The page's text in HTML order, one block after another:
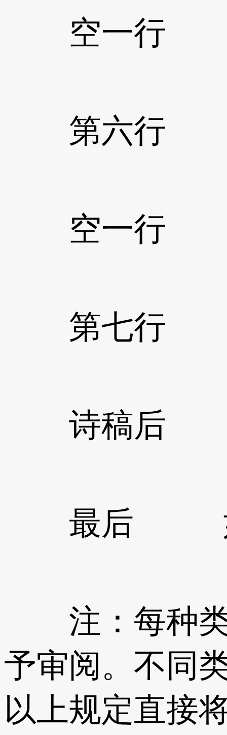
空一行
第六行 投
空一行
第七行 开
诗稿后
最后 如
注：每种类
予审阅。不同
以上规定直接